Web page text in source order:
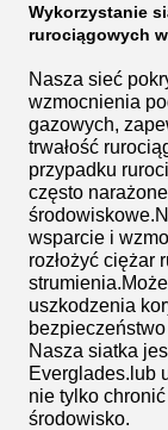
Wykorzystanie
rurociągowych
Nasza sieć
wzmocnienia
gazowych,
trwałość
przypadku
często
wsparcie i
rozłożyć ciężar
uszkodzenia
Nasza siatka
Everglades.lub
nie tylko
środowisko.